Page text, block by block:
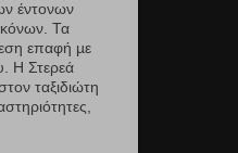
έντονων
Τα
επαφή µε
Η Στερεά
ταξιδιώτη